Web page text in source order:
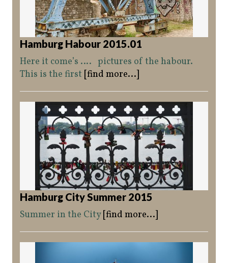
Hamburg Habour 2015.01
Here it come’s …. pictures of the habour.
This is the first [find more...]
Hamburg City Summer 2015
Summer in the City [find more...]